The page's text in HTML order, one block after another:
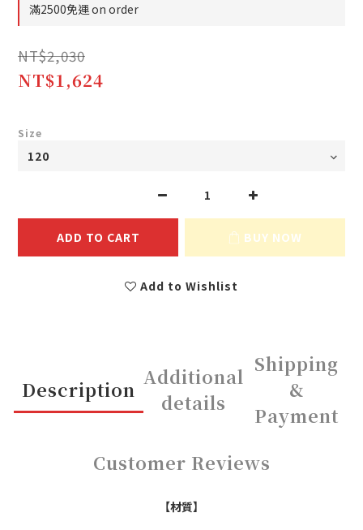
滿2500免運 on order
NT$2,030
NT$1,624
Size
ADD TO CART BUY NOW
Add to Wishlist
Description
Additional
details
Shipping
&
Payment
Customer Reviews
【材質】